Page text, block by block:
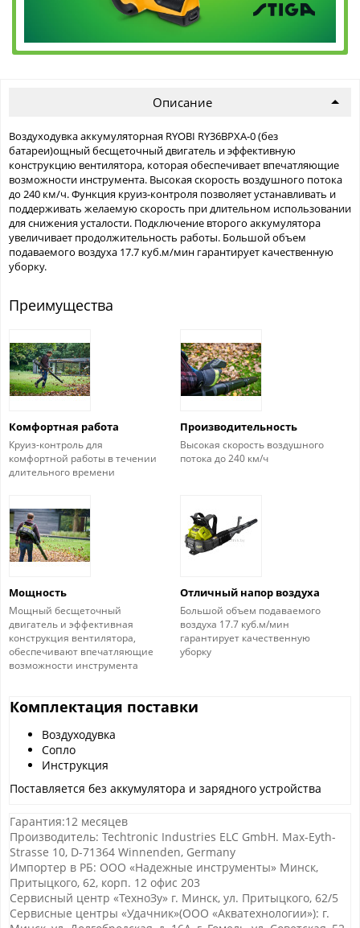
Описание
Воздуходувка аккумуляторная RYOBI RY36BPXA-0 (без
батареи)ощный бесщеточный двигатель и эффективную
конструкцию вентилятора, которая обеспечивает впечатляющие
возможности инструмента. Высокая скорость воздушного потока
до 240 км/ч. Функция круиз-контроля позволяет устанавливать и
поддерживать желаемую скорость при длительном использовании
для снижения усталости. Подключение второго аккумулятора
увеличивает продолжительность работы. Большой объем
подаваемого воздуха 17.7 куб.м/мин гарантирует качественную
уборку.
Преимущества
Комфортная работа
Круиз-контроль для
комфортной работы в течении
длительного времени
Производительность
Высокая скорость воздушного
потока до 240 км/ч
Мощность
Мощный бесщеточный
двигатель и эффективная
конструкция вентилятора,
обеспечивают впечатляющие
возможности инструмента
Отличный напор воздуха
Большой объем подаваемого
воздуха 17.7 куб.м/мин
гарантирует качественную
уборку
Комплектация поставки
Воздуходувка
Сопло
Инструкция
Поставляется без аккумулятора и зарядного устройства
Гарантия:12 месяцев
Производитель: Techtronic Industries ELC GmbH. Max-Eyth-
Strasse 10, D-71364 Winnenden, Germany
Импортер в РБ: ООО «Надежные инструменты» Минск,
Притыцкого, 62, корп. 12 офис 203
Сервисный центр «ТехноЗу» г. Минск, ул. Притыцкого, 62/5
Сервисные центры «Удачник»(ООО «Акватехнологии»): г.